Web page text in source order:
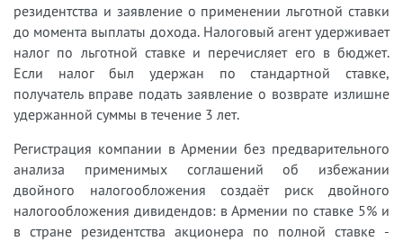
резидентства и заявление о применении льготной ставки
до момента выплаты дохода. Налоговый агент удерживает
налог по льготной ставке и перечисляет его в бюджет.
Если налог был удержан по стандартной ставке,
получатель вправе подать заявление о возврате излишне
удержанной суммы в течение 3 лет.
Регистрация компании в Армении без предварительного
анализа применимых соглашений об избежании
двойного налогообложения создаёт риск двойного
налогообложения дивидендов: в Армении по ставке 5% и
в стране резидентства акционера по полной ставке -